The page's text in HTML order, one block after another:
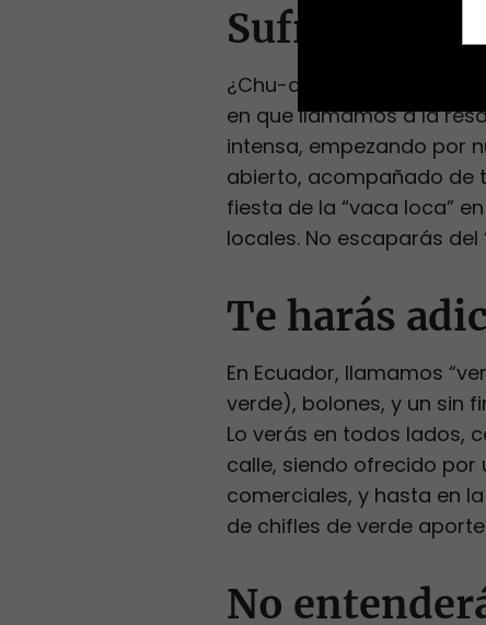
Sufrirás de
¿Chu-qué? Tranquilo, no
en que llamamos a la
intensa, empezando por
abierto, acompañado de
fiesta de la “vaca loca”
locales. No escaparás
Te harás
En Ecuador, llamamos
verde), bolones, y un sin
Lo verás en todos lados,
calle, siendo ofrecido por
comerciales, y hasta en
de chifles de verde
No